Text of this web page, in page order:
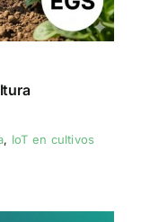
, IoT en cultivos